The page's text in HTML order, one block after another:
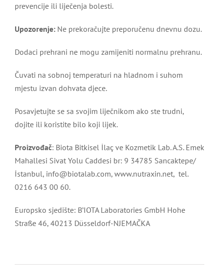
prevencije ili liječenja bolesti.
Upozorenje:Ne prekoračujte preporučenu dnevnu dozu.
Dodaci prehrani ne mogu zamijeniti normalnu prehranu.
Čuvati na sobnoj temperaturi na hladnom i suhom
mjestu izvan dohvata djece.
Posavjetujte se sa svojim liječnikom ako ste trudni,
dojite ili koristite bilo koji lijek.
Proizvođač: Biota Bitkisel İlaç ve Kozmetik Lab. A.S. Emek
Mahallesi Sivat Yolu Caddesi br: 9 34785 Sancaktepe/
İstanbul, info@biotalab.com, www.nutraxin.net, tel.
0216 643 00 60.
Europsko sjedište: B’IOTA Laboratories GmbH Hohe
Straße 46, 40213 Düsseldorf-NJEMAČKA